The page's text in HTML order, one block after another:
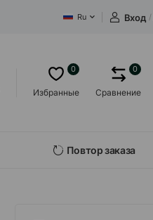
Ru Вход /
Избранные
0
Сравнение
0
Повтор заказа